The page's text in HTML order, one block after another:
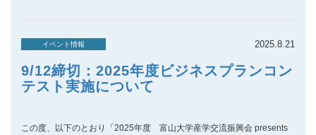
2025.8.21
イベント情報
9/12締切：2025年度ビジネスプランコン
テスト実施について
この度、以下のとおり「2025年度 富山大学産学交流振興会 presents